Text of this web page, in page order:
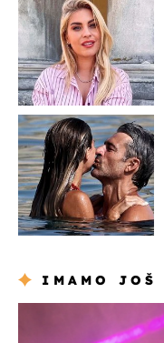
IMAMO JOŠ